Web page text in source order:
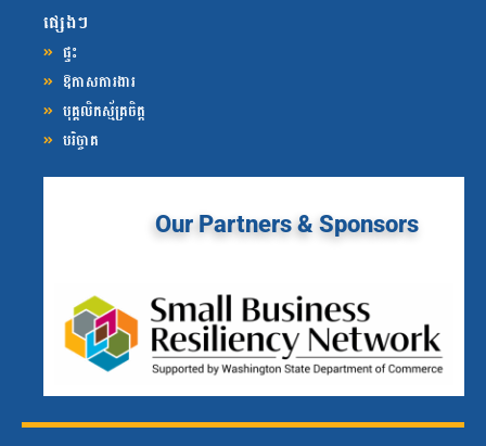
ផ្សេងៗ
ផ្ទះ
ឱកាសការងារ
បុគ្គលិកស្ម័គ្រចិត្ត
បរិច្ចាគ
Our Partners & Sponsors